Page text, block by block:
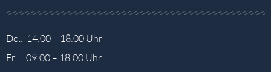
Do.: 14:00 – 18:00 Uhr
Fr.: 09:00 – 18:00 Uhr